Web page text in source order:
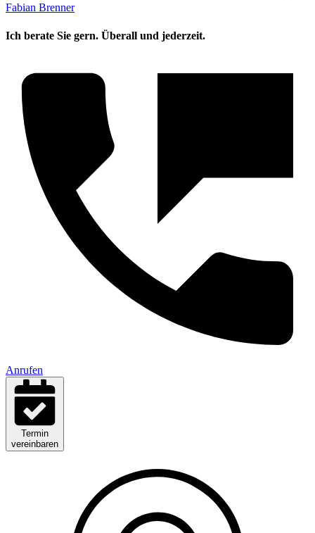
Fabian Brenner
Ich berate Sie gern. Überall und jederzeit.
Anrufen
Termin
vereinbaren